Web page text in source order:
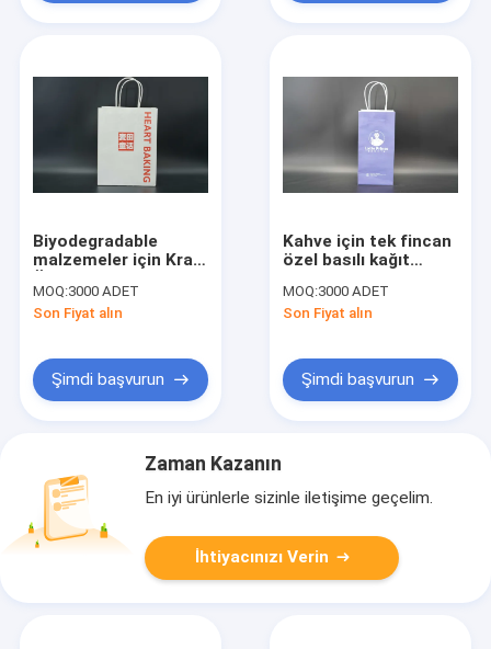
Biyodegradable
malzemeler için Kraft
Torbaları
MOQ:3000 ADET
Son Fiyat alın
Şimdi başvurun
Kahve için tek fincan
özel basılı kağıt
MOQ:3000 ADET
Son Fiyat alın
Şimdi başvurun
Zaman Kazanın
En iyi ürünlerle sizinle iletişime geçelim.
İhtiyacınızı Verin